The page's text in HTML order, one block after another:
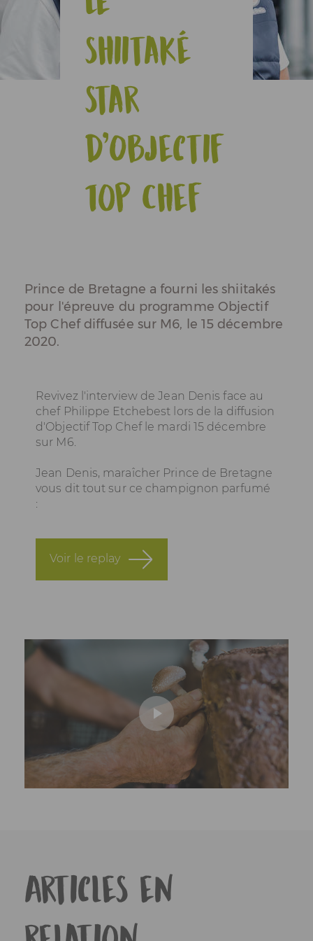
shiitaké
star
d'Objectif
Top Chef
Prince de Bretagne a fourni les shiitakés
pour l'épreuve du programme Objectif
Top Chef diffusée sur M6, le 15 décembre
2020.
Revivez l'interview de Jean Denis face au
chef Philippe Etchebest lors de la diffusion
d'Objectif Top Chef le mardi 15 décembre
sur M6.
Jean Denis, maraîcher Prince de Bretagne
vous dit tout sur ce champignon parfumé
:
Voir le replay
Articles en